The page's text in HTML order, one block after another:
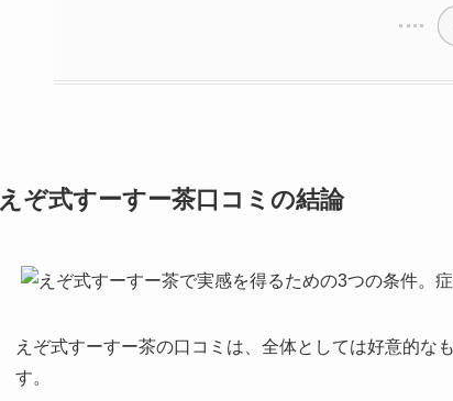
えぞ式すーすー茶口コミの結論
えぞ式すーすー茶の口コミは、全体としては好意的な
す。